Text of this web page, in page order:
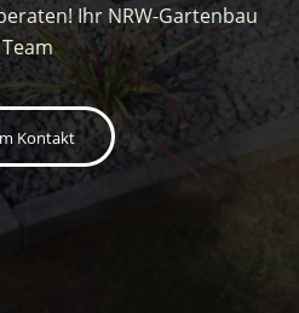
Ihr NRW-Gartenbau
Team
Kontakt